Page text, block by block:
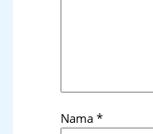
Nama*